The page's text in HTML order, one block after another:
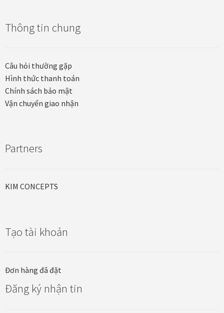
Quà tặng cao cấp
Quà tặng đối tác nước ngoài
Quà Tết Doanh nghiệp 2026
Thanh toán
Thông tin chung
Câu hỏi thường gặp
Hình thức thanh toán
Chính sách bảo mật
Vận chuyển giao nhận
Partners
KIM CONCEPTS
Tạo tài khoản
Đơn hàng đã đặt
Đăng ký nhận tin